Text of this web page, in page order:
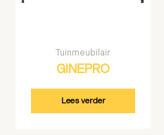
Tuinmeubilair
GINEPRO
Lees verder